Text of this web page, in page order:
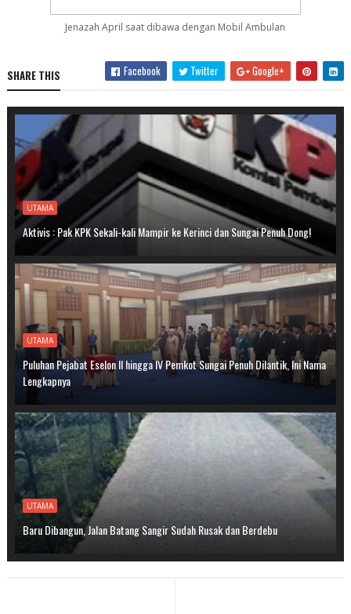
Jenazah April saat dibawa dengan Mobil Ambulan
SHARE THIS Facebook Twitter Google+
UTAMA
Aktivis : Pak KPK Sekali-kali Mampir ke Kerinci dan Sungai Penuh Dong!
UTAMA
Puluhan Pejabat Eselon II hingga IV Pemkot Sungai Penuh Dilantik, Ini Nama
Lengkapnya
UTAMA
Baru Dibangun, Jalan Batang Sangir Sudah Rusak dan Berdebu